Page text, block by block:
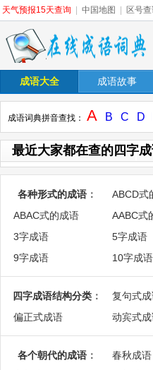
天气预报15天查询 中国地图 区号查
成语大全 成语故事
成语词典拼音查找： A B C D
最近大家都在查的四字
各种形式的成语 ： ABCD式
ABAC式的成语
AABC式
3字成语
5字成语
9字成语
10字成语
四字成语结构分类 ： 复句式
偏正式成语
动宾式
各个朝代的成语 ： 春秋成语